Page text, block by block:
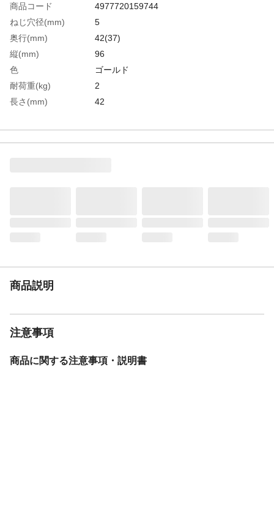
商品コード
4977720159744
ねじ穴径(mm)
5
奥行(mm)
42(37)
縦(mm)
96
色
ゴールド
耐荷重(kg)
2
長さ(mm)
42
幅(mm)
230
商品説明
注意事項
商品に関する注意事項・説明書